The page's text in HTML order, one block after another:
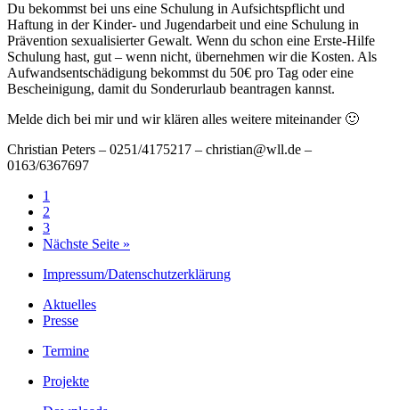
Du bekommst bei uns eine Schulung in Aufsichtspflicht und
Haftung in der Kinder- und Jugendarbeit und eine Schulung in
Prävention sexualisierter Gewalt. Wenn du schon eine Erste-Hilfe
Schulung hast, gut – wenn nicht, übernehmen wir die Kosten. Als
Aufwandsentschädigung bekommst du 50€ pro Tag oder eine
Bescheinigung, damit du Sonderurlaub beantragen kannst.
Melde dich bei mir und wir klären alles weitere miteinander 🙂
Christian Peters – 0251/4175217 – christian@wll.de –
0163/6367697
1
2
3
Nächste Seite »
Impressum/Datenschutzerklärung
Aktuelles
Presse
Termine
Projekte